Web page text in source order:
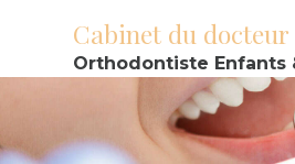
Cabinet du
Orthodontiste Enfants